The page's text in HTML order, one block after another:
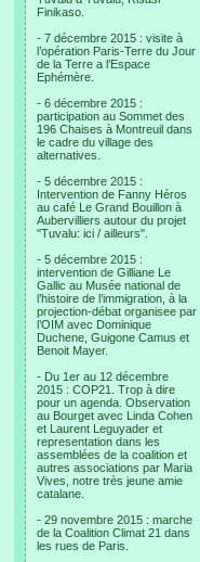
Finikaso.
- 7 décembre 2015 : visite à
l’opération Paris-Terre du Jour
de la Terre a l’Espace
Ephémère.
- 6 décembre 2015 :
participation au Sommet des
196 Chaises à Montreuil dans
le cadre du village des
alternatives.
- 5 décembre 2015 :
Intervention de Fanny Héros
au café Le Grand Bouillon à
Aubervilliers autour du projet
"Tuvalu: ici / ailleurs".
- 5 décembre 2015 :
intervention de Gilliane Le
Gallic au Musée national de
l’histoire de l’immigration, à la
projection-débat organisee par
l’OIM avec Dominique
Duchene, Guigone Camus et
Benoit Mayer.
- Du 1er au 12 décembre
2015 : COP21. Trop à dire
pour un agenda. Observation
au Bourget avec Linda Cohen
et Laurent Leguyader et
representation dans les
assemblées de la coalition et
autres associations par Maria
Vives, notre très jeune amie
catalane.
- 29 novembre 2015 : marche
de la Coalition Climat 21 dans
les rues de Paris.